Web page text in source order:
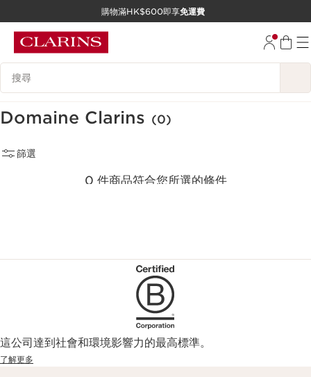
跳至內容
購物滿HK$600即享免運費
搜尋內容說明
Domaine Clarins (0)
篩選
0 件商品符合您所選的條件
這公司達到社會和環境影響力的最高標準。
了解更多